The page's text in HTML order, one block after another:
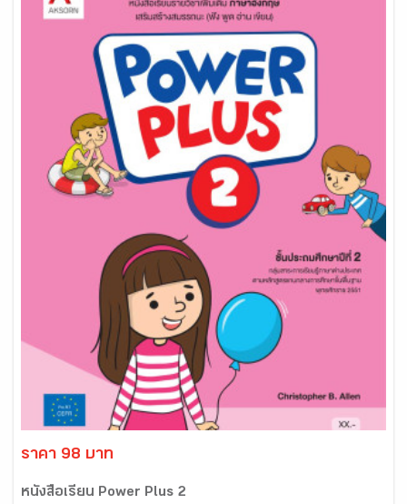
ราคา 98 บาท
หนังสือเรียน Power Plus 2